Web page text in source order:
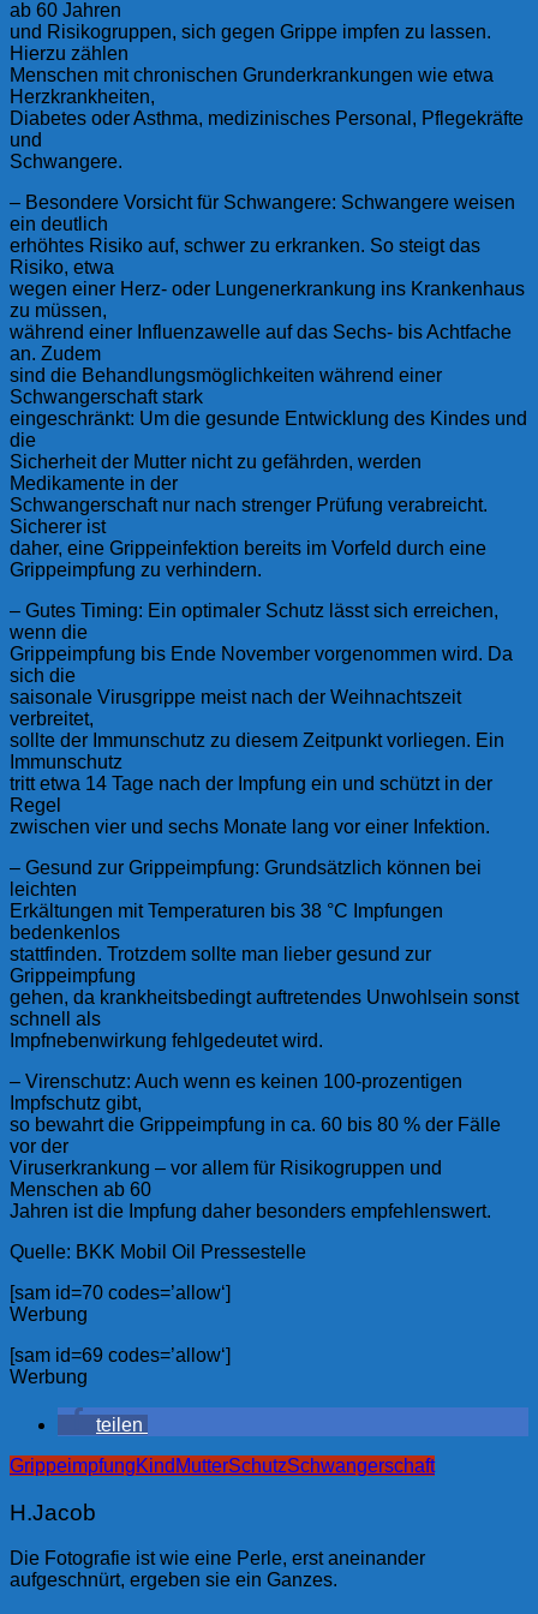
ab 60 Jahren
und Risikogruppen, sich gegen Grippe impfen zu lassen.
Hierzu zählen
Menschen mit chronischen Grunderkrankungen wie etwa
Herzkrankheiten,
Diabetes oder Asthma, medizinisches Personal, Pflegekräfte
und
Schwangere.
– Besondere Vorsicht für Schwangere: Schwangere weisen
ein deutlich
erhöhtes Risiko auf, schwer zu erkranken. So steigt das
Risiko, etwa
wegen einer Herz- oder Lungenerkrankung ins Krankenhaus
zu müssen,
während einer Influenzawelle auf das Sechs- bis Achtfache
an. Zudem
sind die Behandlungsmöglichkeiten während einer
Schwangerschaft stark
eingeschränkt: Um die gesunde Entwicklung des Kindes und
die
Sicherheit der Mutter nicht zu gefährden, werden
Medikamente in der
Schwangerschaft nur nach strenger Prüfung verabreicht.
Sicherer ist
daher, eine Grippeinfektion bereits im Vorfeld durch eine
Grippeimpfung zu verhindern.
– Gutes Timing: Ein optimaler Schutz lässt sich erreichen,
wenn die
Grippeimpfung bis Ende November vorgenommen wird. Da
sich die
saisonale Virusgrippe meist nach der Weihnachtszeit
verbreitet,
sollte der Immunschutz zu diesem Zeitpunkt vorliegen. Ein
Immunschutz
tritt etwa 14 Tage nach der Impfung ein und schützt in der
Regel
zwischen vier und sechs Monate lang vor einer Infektion.
– Gesund zur Grippeimpfung: Grundsätzlich können bei
leichten
Erkältungen mit Temperaturen bis 38 °C Impfungen
bedenkenlos
stattfinden. Trotzdem sollte man lieber gesund zur
Grippeimpfung
gehen, da krankheitsbedingt auftretendes Unwohlsein sonst
schnell als
Impfnebenwirkung fehlgedeutet wird.
– Virenschutz: Auch wenn es keinen 100-prozentigen
Impfschutz gibt,
so bewahrt die Grippeimpfung in ca. 60 bis 80 % der Fälle
vor der
Viruserkrankung – vor allem für Risikogruppen und
Menschen ab 60
Jahren ist die Impfung daher besonders empfehlenswert.
Quelle: BKK Mobil Oil Pressestelle
[sam id=70 codes=’allow‘]
Werbung
[sam id=69 codes=’allow‘]
Werbung
teilen
GrippeimpfungKind MutterSchutzSchwangerschaft
H.Jacob
Die Fotografie ist wie eine Perle, erst aneinander
aufgeschnürt, ergeben sie ein Ganzes.